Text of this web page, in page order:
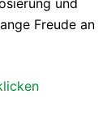
Freude an